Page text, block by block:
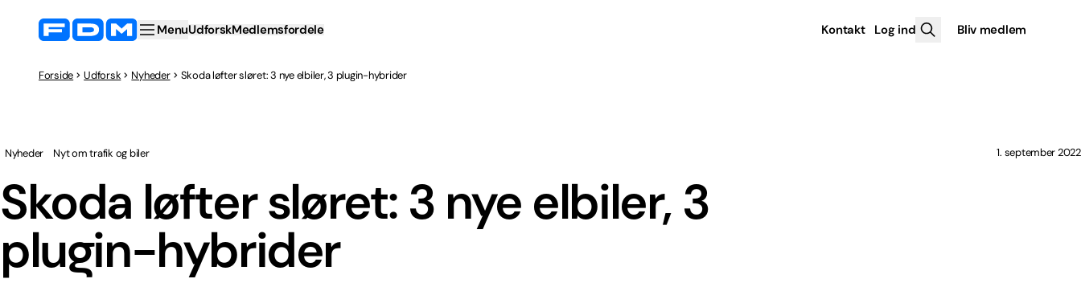
MenuUdforskMedlemsfordele Kontakt Log ind Bliv medlem
Forside Udforsk Nyheder Skoda løfter sløret: 3 nye elbiler, 3 plugin-hybrider
Skoda løfter sløret: 3 nye elbiler, 3
plugin-hybrider
Nyheder Nyt om trafik og biler 1. september 2022